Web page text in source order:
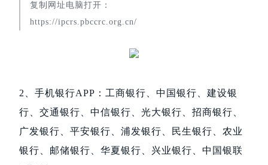
复制网址电脑打开：
https://ipcrs.pbccrc.org.cn/
2、手机银行APP：工商银行、中国银行、建设银
行、交通银行、中信银行、光大银行、招商银行、
广发银行、平安银行、浦发银行、民生银行、农业
银行、邮储银行、华夏银行、兴业银行、中国银联